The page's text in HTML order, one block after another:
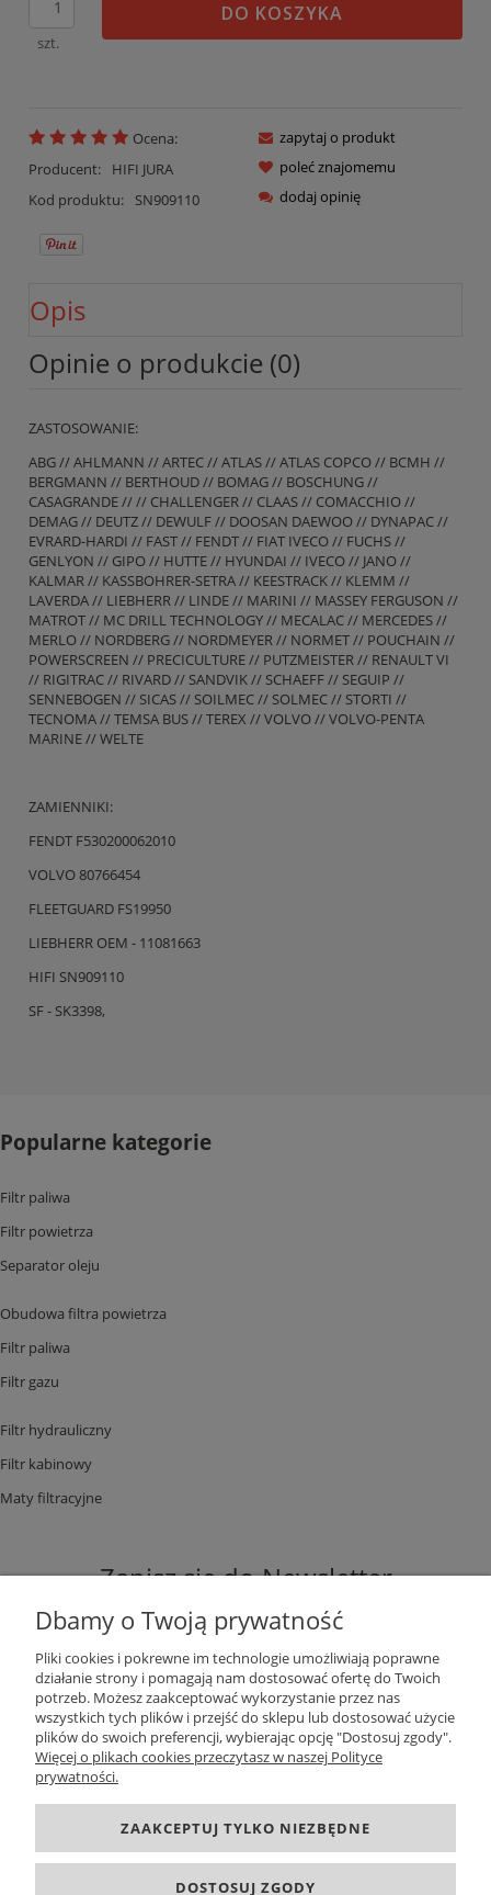
szt.
DO KOSZYKA
Ocena:
Producent:
HIFI JURA
Kod produktu:
SN909110
zapytaj o produkt
poleć znajomemu
dodaj opinię
Opis
Opinie o produkcie (0)
ZASTOSOWANIE:
ABG // AHLMANN // ARTEC // ATLAS // ATLAS COPCO // BCMH //
BERGMANN // BERTHOUD // BOMAG // BOSCHUNG //
CASAGRANDE // // CHALLENGER // CLAAS // COMACCHIO //
DEMAG // DEUTZ // DEWULF // DOOSAN DAEWOO // DYNAPAC //
EVRARD-HARDI // FAST // FENDT // FIAT IVECO // FUCHS //
GENLYON // GIPO // HUTTE // HYUNDAI // IVECO // JANO //
KALMAR // KASSBOHRER-SETRA // KEESTRACK // KLEMM //
LAVERDA // LIEBHERR // LINDE // MARINI // MASSEY FERGUSON //
MATROT // MC DRILL TECHNOLOGY // MECALAC // MERCEDES //
MERLO // NORDBERG // NORDMEYER // NORMET // POUCHAIN //
POWERSCREEN // PRECICULTURE // PUTZMEISTER // RENAULT VI
// RIGITRAC // RIVARD // SANDVIK // SCHAEFF // SEGUIP //
SENNEBOGEN // SICAS // SOILMEC // SOLMEC // STORTI //
TECNOMA // TEMSA BUS // TEREX // VOLVO // VOLVO-PENTA
MARINE // WELTE
ZAMIENNIKI:
FENDT F530200062010
VOLVO 80766454
FLEETGUARD FS19950
LIEBHERR OEM - 11081663
HIFI SN909110
SF - SK3398,
Popularne kategorie
Filtr paliwa
Filtr powietrza
Separator oleju
Obudowa filtra powietrza
Filtr paliwa
Filtr gazu
Filtr hydrauliczny
Filtr kabinowy
Maty filtracyjne
Zapisz się do Newsletter
ZAPISZ SIĘ
Dbamy o Twoją prywatność
Pliki cookies i pokrewne im technologie umożliwiają poprawne
działanie strony i pomagają nam dostosować ofertę do Twoich
potrzeb. Możesz zaakceptować wykorzystanie przez nas
wszystkich tych plików i przejść do sklepu lub dostosować użycie
plików do swoich preferencji, wybierając opcję "Dostosuj zgody".
Więcej o plikach cookies przeczytasz w naszej Polityce
prywatności.
ZAAKCEPTUJ TYLKO NIEZBĘDNE
DOSTOSUJ ZGODY